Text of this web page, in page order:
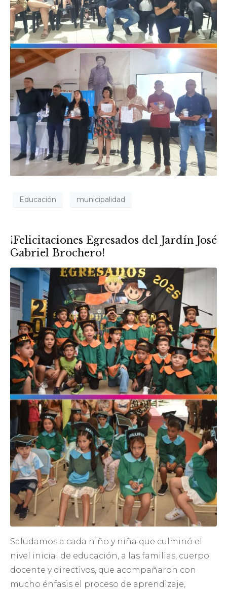
Educación municipalidad
¡Felicitaciones Egresados del Jardín José
Gabriel Brochero!
Saludamos a cada niño y niña que culminó el
nivel inicial de educación, a las familias, cuerpo
docente y directivos, que acompañaron con
mucho énfasis el proceso de aprendizaje,